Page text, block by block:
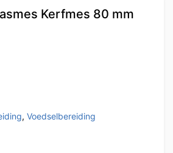
Kerfmes 80 mm
, Voedselbereiding